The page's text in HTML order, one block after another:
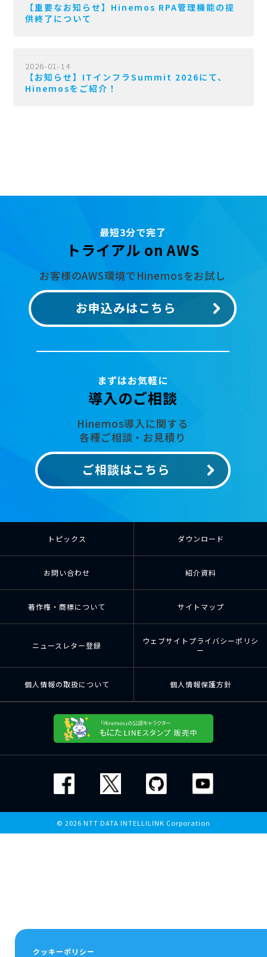
【重要なお知らせ】Hinemos RPA管理機能の提
供終了について
2026-01-14
【お知らせ】ITインフラSummit 2026にて、
Hinemosをご紹介！
最短3分で完了
トライアル on AWS
お客様のAWS環境でHinemosをお試し
お申込みはこちら
まずはお気軽に
導入のご相談
Hinemos導入に関する
各種ご相談・お見積り
ご相談はこちら
トピックス ダウンロード
お問い合わせ 紹介資料
著作権・商標について サイトマップ
ニュースレター登録
ウェブサイトプライバシーポリシ
ー
個人情報の取扱について 個人情報保護方針
© 2026 NTT DATA INTELLILINK Corporation
クッキーポリシー